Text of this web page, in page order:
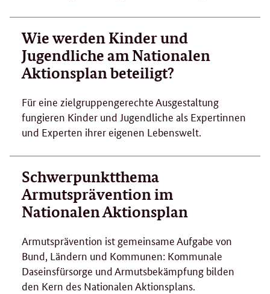
Wie werden Kinder und
Jugendliche am Nationalen
Aktionsplan beteiligt?
Für eine zielgruppengerechte Ausgestaltung
fungieren Kinder und Jugendliche als Expertinnen
und Experten ihrer eigenen Lebenswelt.
Schwerpunktthema
Armutsprävention im
Nationalen Aktionsplan
Armutsprävention ist gemeinsame Aufgabe von
Bund, Ländern und Kommunen: Kommunale
Daseinsfürsorge und Armutsbekämpfung bilden
den Kern des Nationalen Aktionsplans.